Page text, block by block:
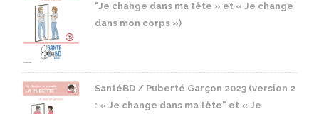
"Je change dans ma tête » et « Je change
dans mon corps »)
SantéBD / Puberté Garçon 2023 (version 2
: « Je change dans ma tête" et « Je